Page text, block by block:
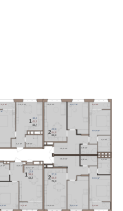
3,4 м² 16,3 м²
4,6 м²
м²
4,2 м²
3,4 м²
19,1 м²
12,9 м²
3,6 м²
4,4 м²
13,7 м²
11,1 м²
3,4 м²
19,9 м²
13,6 м²
3,6 м² 4,4 м²
14,3 м²
11,0 м²
3,4 м²
м²
м² 4,9 м²
17,1 м²
1
16,2
41,3
44,7
2
26,6
64,8
68,2
2
27,9
66,8
70,2
1
12,9
39,8
43,2